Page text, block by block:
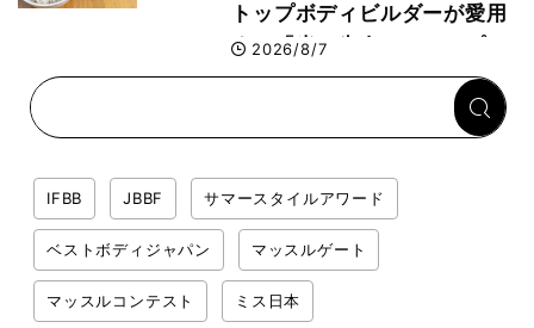
トップボディビルダーが愛用
する「米＋牛肉」のシンプル
回復メシとは？
2026/8/7
IFBB JBBF サマースタイルアワード
ベストボディジャパン マッスルゲート
マッスルコンテスト ミス日本